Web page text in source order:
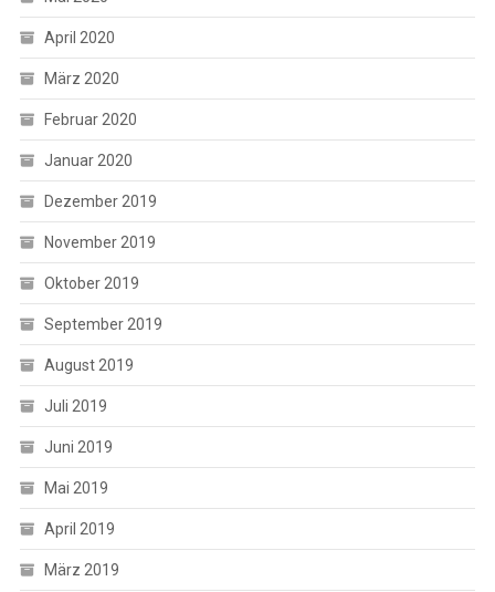
April 2020
März 2020
Februar 2020
Januar 2020
Dezember 2019
November 2019
Oktober 2019
September 2019
August 2019
Juli 2019
Juni 2019
Mai 2019
April 2019
März 2019